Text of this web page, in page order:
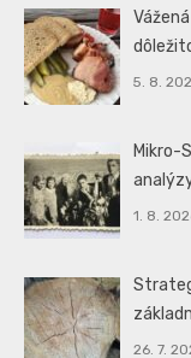
5. 8.
Mikro-
1. 8.
26. 7.